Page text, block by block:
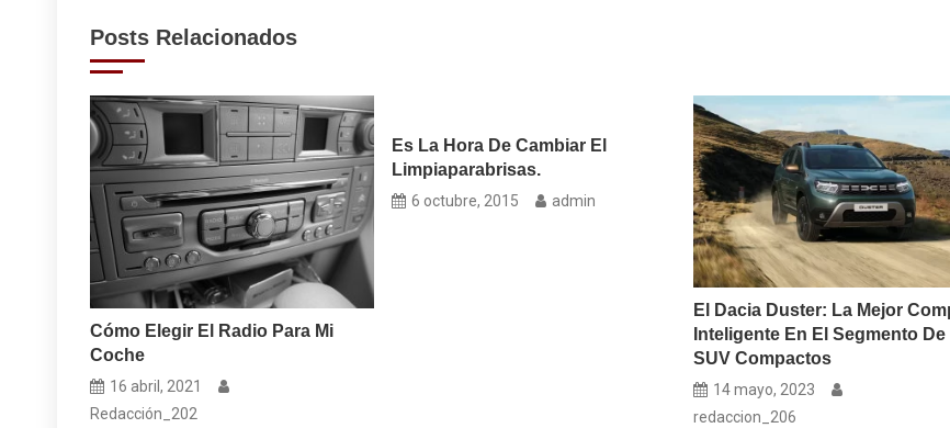
entradas
Posts Relacionados
Cómo Elegir El Radio Para Mi
Coche
16 abril, 2021
Redacción_202
Es La Hora De Cambiar El
Limpiaparabrisas.
6 octubre, 2015 admin
El Dacia Duster: La Mejor
Inteligente En El Segmento De
SUV Compactos
14 mayo, 2023
redaccion_206